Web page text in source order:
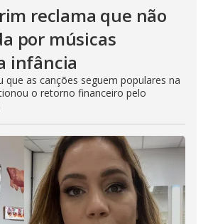
reclama que não
por músicas
infância
que as canções seguem populares na
o retorno financeiro pelo